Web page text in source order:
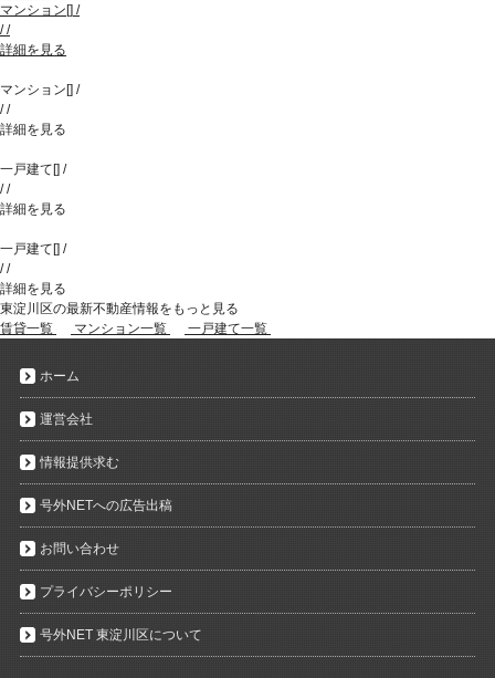
マンション[] /
//
詳細を見る
マンション[] /
//
詳細を見る
一戸建て[] /
//
詳細を見る
一戸建て[] /
//
詳細を見る
東淀川区の最新不動産情報をもっと見る
賃貸一覧
マンション一覧 一戸建て一覧
ホーム
運営会社
情報提供求む
号外NETへの広告出稿
お問い合わせ
プライバシーポリシー
号外NET 東淀川区について